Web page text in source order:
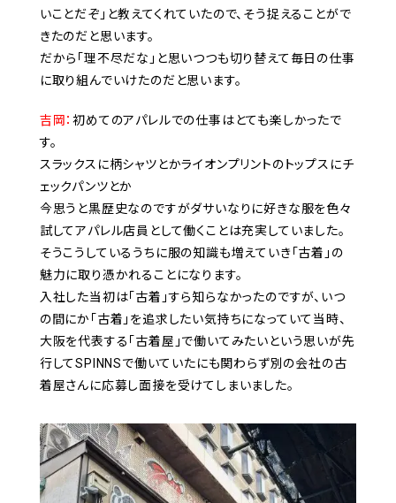
いことだぞ」と教えてくれていたので、そう捉えることがで
きたのだと思います。
だから「理不尽だな」と思いつつも切り替えて毎日の仕事
に取り組んでいけたのだと思います。
吉岡：初めてのアパレルでの仕事はとても楽しかったで
す。
スラックスに柄シャツとかライオンプリントのトップスにチ
ェックパンツとか
今思うと黒歴史なのですがダサいなりに好きな服を色々
試してアパレル店員として働くことは充実していました。
そうこうしているうちに服の知識も増えていき「古着」の
魅力に取り憑かれることになります。
入社した当初は「古着」すら知らなかったのですが、いつ
の間にか「古着」を追求したい気持ちになっていて当時、
大阪を代表する「古着屋」で働いてみたいという思いが先
行してSPINNSで働いていたにも関わらず別の会社の古
着屋さんに応募し面接を受けてしまいました。